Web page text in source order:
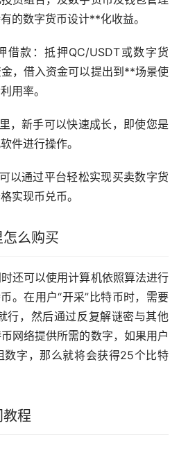
的数字货币设计**化收益。
借款：抵押QC/USDT或数字货
，借入资金可以提出到**场景使
用率。
，新手可以快速成长，即使您是
件进行操作。
以通过平台轻松实现买卖数字货
实现币兑币。
么购买
还可以使用计算机依照算法进行
。在用户“开采”比特币时，需要
行，然后通过反复解谜密与其他
网络提供所需的数字，如果用户
数字，那么就将会获得25个比特
教程